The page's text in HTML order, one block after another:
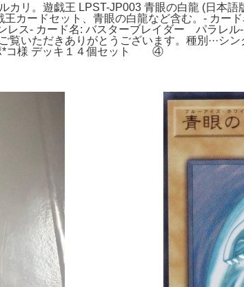
リ。遊戯王 LPST-JP003 青眼の白龍 (日本
カードセット、青眼の白龍など含む。- カー
レス- カード名: バスターブレイダー パラレ
いただきありがとうございます。種別···シン
ポ*コ様 デッキ１４個セット ④